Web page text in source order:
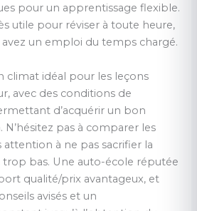
pour un apprentissage flexible.
utile pour réviser à toute heure,
avez un emploi du temps chargé.
climat idéal pour les leçons
avec des conditions de
d’acquérir un bon
N’hésitez pas à comparer les
à ne pas sacrifier la
bas. Une auto-école réputée
qualité/prix avantageux, et
avisés et un